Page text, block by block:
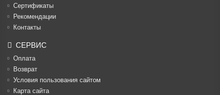
Cертификаты
Рекомендации
Контакты
СЕРВИС
Оплата
Возврат
Условия пользования сайтом
Карта сайта